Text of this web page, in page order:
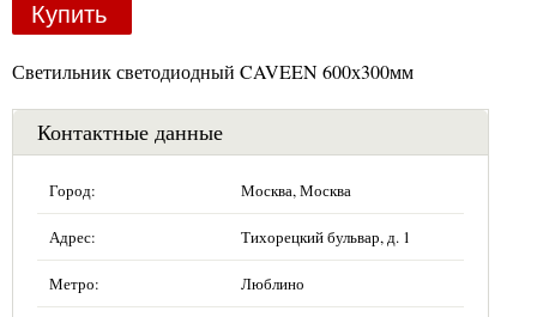
Купить
Светильник светодиодный CAVEEN 600х300мм
Контактные данные
Город: Москва, Москва
Адрес: Тихорецкий бульвар, д. 1
Метро: Люблино